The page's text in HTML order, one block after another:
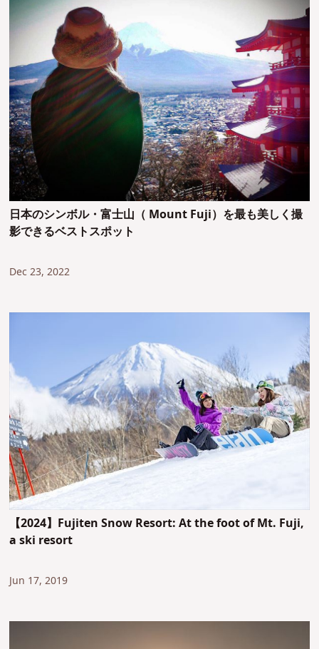
日本のシンボル・富士山（ Mount Fuji）を最も美しく撮
影できるベストスポット
Dec 23, 2022
【2024】Fujiten Snow Resort: At the foot of Mt. Fuji,
a ski resort
Jun 17, 2019